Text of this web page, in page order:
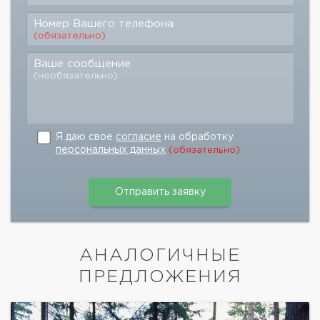
Номер Вашего телефона
(обязательно)
Ваше сообщение
(необязательно)
Я даю свое согласие на обработку
персональных данных (обязательно)
АНАЛОГИЧНЫЕ
ПРЕДЛОЖЕНИЯ